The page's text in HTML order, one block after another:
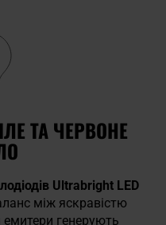
ТА ЧЕРВОНЕ
Ultrabright LED
між яскравістю
генерують